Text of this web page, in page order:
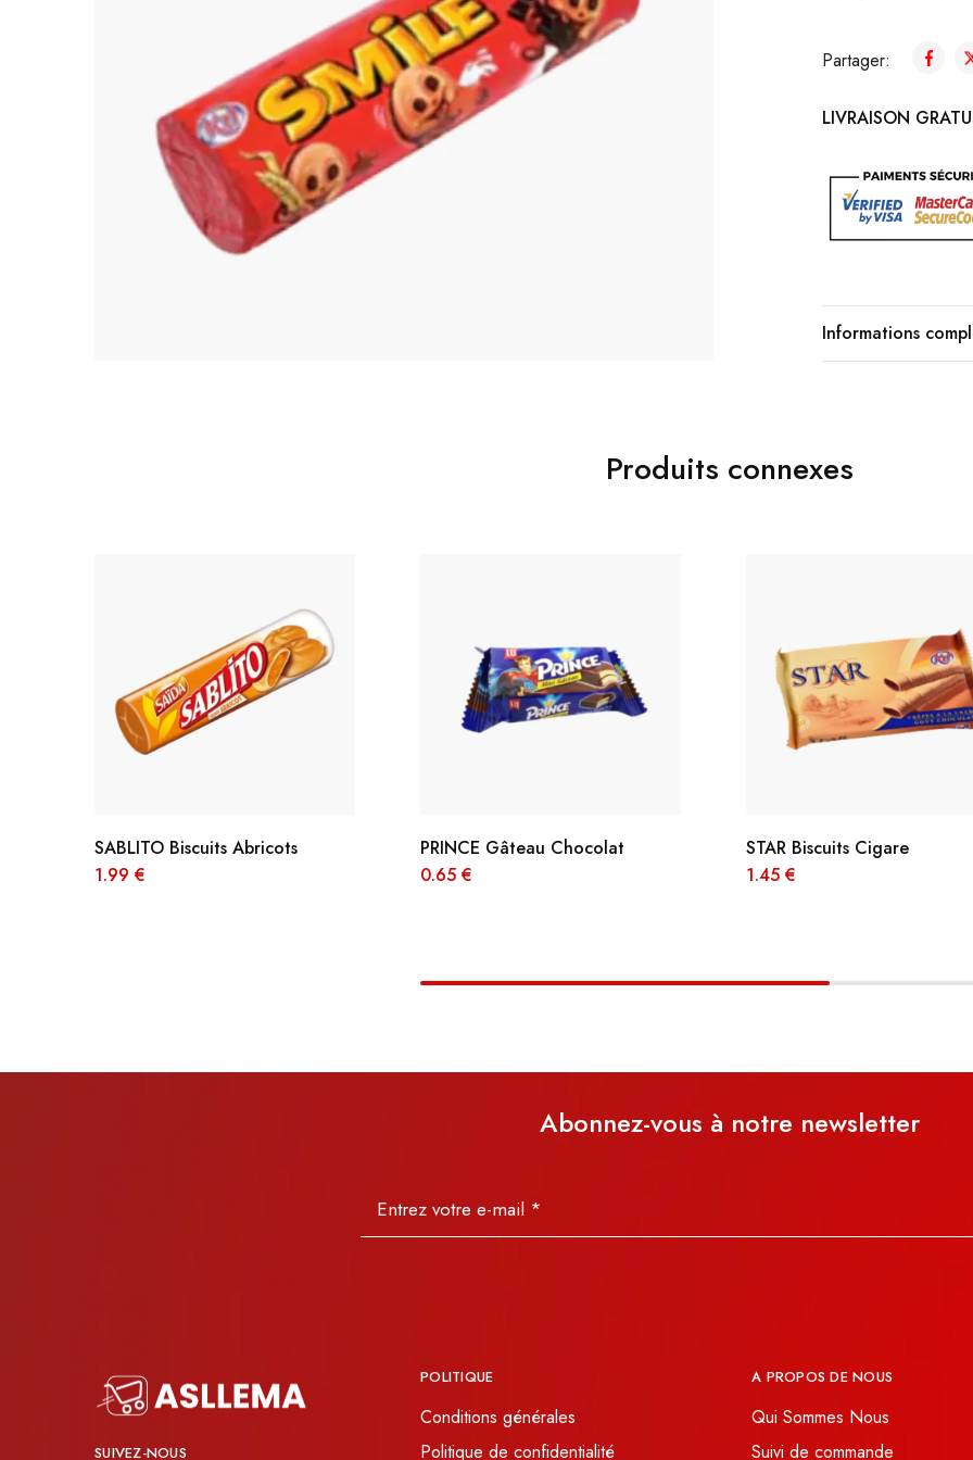
TAKALIDNA
Partager:
LIVRAISON
Informations
Produits connexes
SABLITO Biscuits Abricots
1.99 €
PRINCE Gâteau Chocolat
0.65 €
STAR Biscuits Cigare
1.45 €
Abonnez-vous à notre newsletter
SUIVEZ-NOUS
POLITIQUE
Conditions générales
Politique de confidentialité
A PROPOS DE NOUS
Qui Sommes Nous
Suivi de commande